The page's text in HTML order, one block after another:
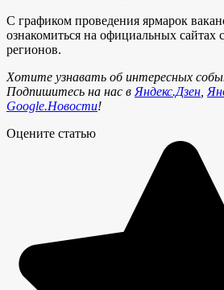
С графиком проведения ярмарок
ознакомиться на официальных сайтах
регионов.
Хотите узнавать об интересных
Подпишитесь на нас в Яндекс.Дзен
Google.Новости!
Оцените статью